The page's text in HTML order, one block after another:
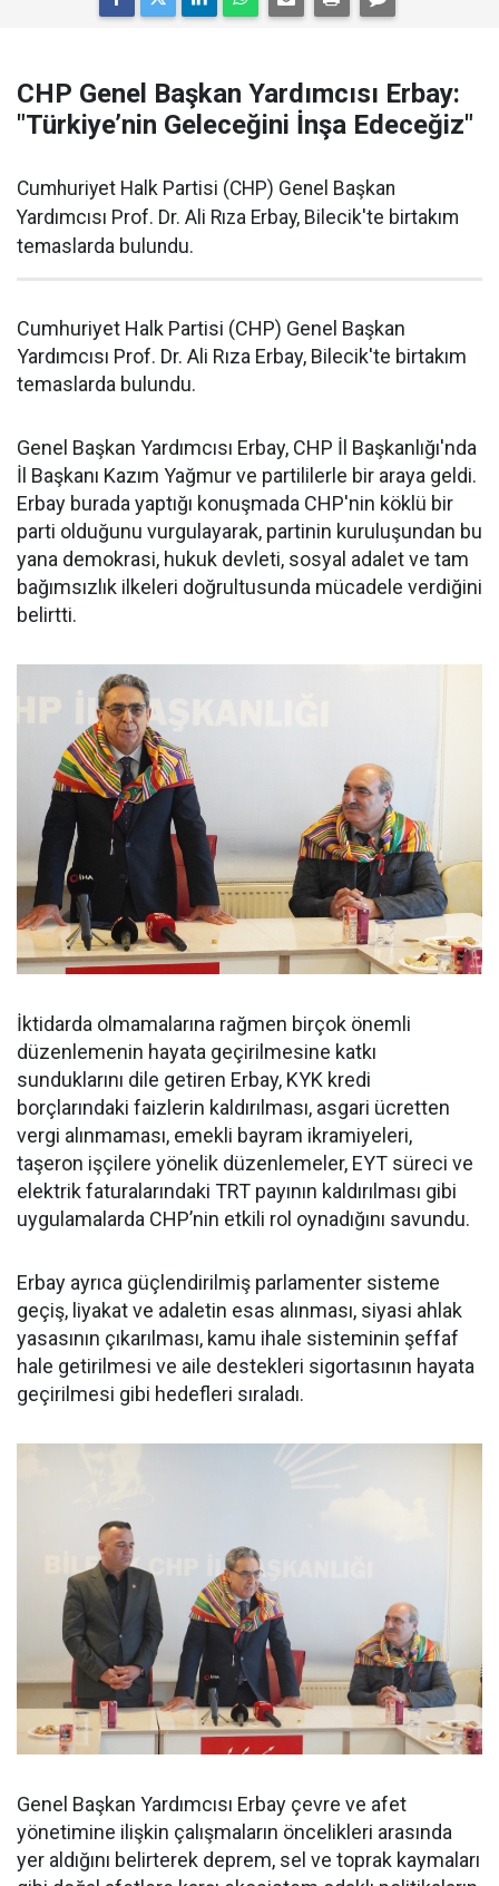
CHP Genel Başkan Yardımcısı Erbay:
"Türkiye’nin Geleceğini İnşa Edeceğiz"
Cumhuriyet Halk Partisi (CHP) Genel Başkan
Yardımcısı Prof. Dr. Ali Rıza Erbay, Bilecik'te birtakım
temaslarda bulundu.
Cumhuriyet Halk Partisi (CHP) Genel Başkan
Yardımcısı Prof. Dr. Ali Rıza Erbay, Bilecik'te birtakım
temaslarda bulundu.
Genel Başkan Yardımcısı Erbay, CHP İl Başkanlığı'nda
İl Başkanı Kazım Yağmur ve partililerle bir araya geldi.
Erbay burada yaptığı konuşmada CHP'nin köklü bir
parti olduğunu vurgulayarak, partinin kuruluşundan bu
yana demokrasi, hukuk devleti, sosyal adalet ve tam
bağımsızlık ilkeleri doğrultusunda mücadele verdiğini
belirtti.
İktidarda olmamalarına rağmen birçok önemli
düzenlemenin hayata geçirilmesine katkı
sunduklarını dile getiren Erbay, KYK kredi
borçlarındaki faizlerin kaldırılması, asgari ücretten
vergi alınmaması, emekli bayram ikramiyeleri,
taşeron işçilere yönelik düzenlemeler, EYT süreci ve
elektrik faturalarındaki TRT payının kaldırılması gibi
uygulamalarda CHP’nin etkili rol oynadığını savundu.
Erbay ayrıca güçlendirilmiş parlamenter sisteme
geçiş, liyakat ve adaletin esas alınması, siyasi ahlak
yasasının çıkarılması, kamu ihale sisteminin şeffaf
hale getirilmesi ve aile destekleri sigortasının hayata
geçirilmesi gibi hedefleri sıraladı.
Genel Başkan Yardımcısı Erbay çevre ve afet
yönetimine ilişkin çalışmaların öncelikleri arasında
yer aldığını belirterek deprem, sel ve toprak kaymaları